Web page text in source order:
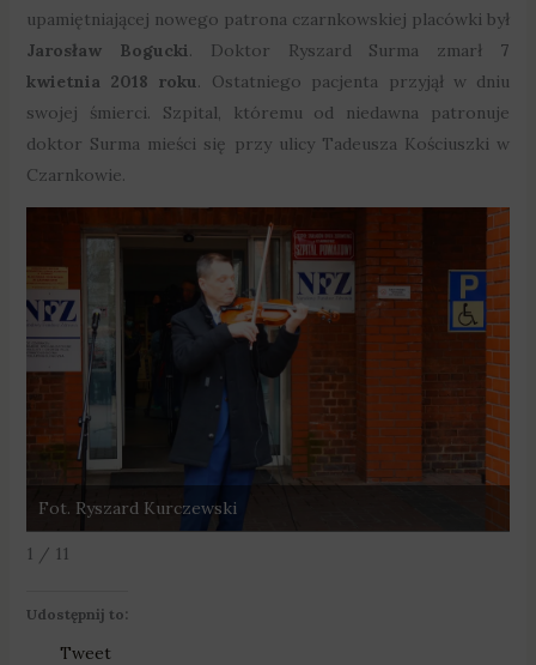
upamiętniającej nowego patrona czarnkowskiej placówki był
Jarosław Bogucki. Doktor Ryszard Surma zmarł 7
kwietnia 2018 roku. Ostatniego pacjenta przyjął w dniu
swojej śmierci. Szpital, któremu od niedawna patronuje
doktor Surma mieści się przy ulicy Tadeusza Kościuszki w
Czarnkowie.
Fot. Ryszard Kurczewski
1 / 11
Udostępnij to:
Tweet